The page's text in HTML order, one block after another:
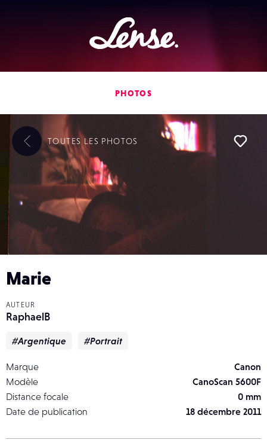
Lense
PHOTOS
Marie
AUTEUR
RaphaelB
#Argentique #Portrait
Marque
Canon
Modèle
CanoScan 5600F
Distance focale
0 mm
Date de publication
18 décembre 2011
TOUTES LES PHOTOS